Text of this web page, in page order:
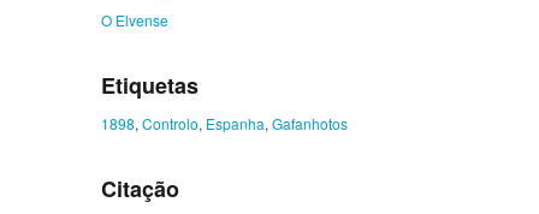
O Elvense
Etiquetas
1898, Controlo, Espanha, Gafanhotos
Citação